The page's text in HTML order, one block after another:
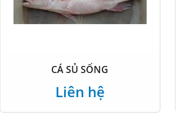
CÁ SỦ SỐNG
Liên hệ